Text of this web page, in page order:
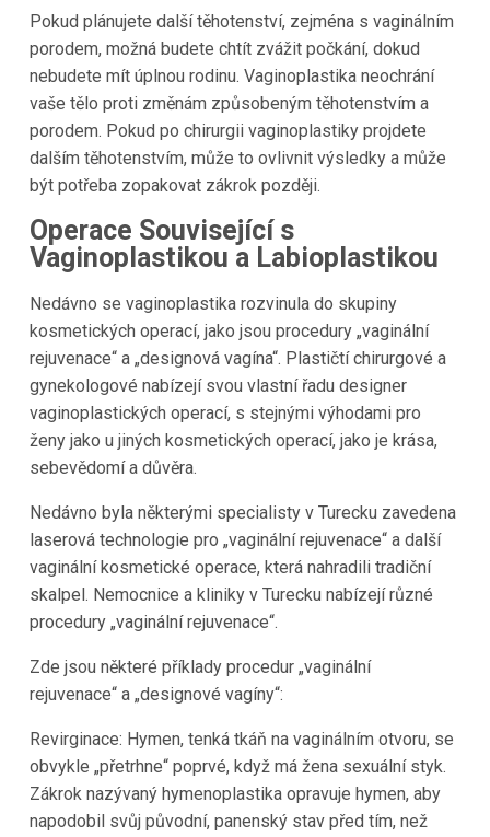
Pokud plánujete další těhotenství, zejména s vaginálním
porodem, možná budete chtít zvážit počkání, dokud
nebudete mít úplnou rodinu. Vaginoplastika neochrání
vaše tělo proti změnám způsobeným těhotenstvím a
porodem. Pokud po chirurgii vaginoplastiky projdete
dalším těhotenstvím, může to ovlivnit výsledky a může
být potřeba zopakovat zákrok později.
Operace Související s
Vaginoplastikou a Labioplastikou
Nedávno se vaginoplastika rozvinula do skupiny
kosmetických operací, jako jsou procedury „vaginální
rejuvenace“ a „designová vagína“. Plastičtí chirurgové a
gynekologové nabízejí svou vlastní řadu designer
vaginoplastických operací, s stejnými výhodami pro
ženy jako u jiných kosmetických operací, jako je krása,
sebevědomí a důvěra.
Nedávno byla některými specialisty v Turecku zavedena
laserová technologie pro „vaginální rejuvenace“ a další
vaginální kosmetické operace, která nahradili tradiční
skalpel. Nemocnice a kliniky v Turecku nabízejí různé
procedury „vaginální rejuvenace“.
Zde jsou některé příklady procedur „vaginální
rejuvenace“ a „designové vagíny“:
Revirginace: Hymen, tenká tkáň na vaginálním otvoru, se
obvykle „přetrhne“ poprvé, když má žena sexuální styk.
Zákrok nazývaný hymenoplastika opravuje hymen, aby
napodobil svůj původní, panenský stav před tím, než